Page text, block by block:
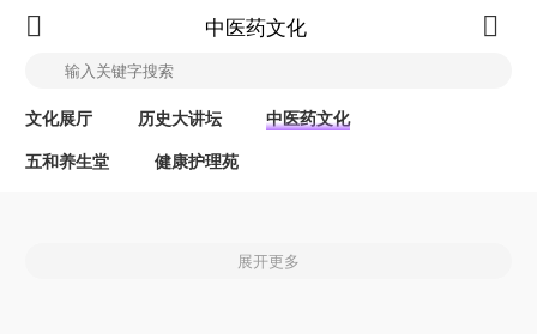
中医药文化
文化展厅 历史大讲坛
中医药文化
五和养生堂
健康护理苑
展开更多